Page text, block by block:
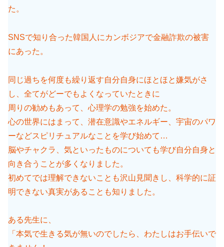
た。
SNSで知り合った韓国人にカンボジアで金融詐欺の被害
にあった。
同じ過ちを何度も繰り返す自分自身にほとほと嫌気がさ
し、全てがどーでもよくなっていたときに
周りの勧めもあって、心理学の勉強を始めた。
心の世界にはまって、潜在意識やエネルギー、宇宙のパワ
ーなどスピリチュアルなことを学び始めて…
脳やチャクラ、気といったものについても学び自分自身と
向き合うことが多くなりました。
初めてでは理解できないことも沢山見聞きし、科学的に証
明できない真実があることも知りました。
ある先生に、
「本気で生きる気が無いのでしたら、わたしはお手伝いで